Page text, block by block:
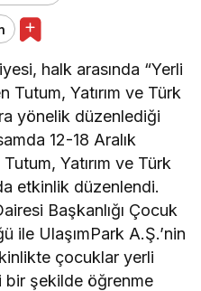
halk arasında “Yerli
Tutum, Yatırım ve Türk
yönelik düzenlediği
12-18 Aralık
Yatırım ve Türk
etkinlik düzenlendi.
Başkanlığı Çocuk
ile UlaşımPark A.Ş.’nin
çocuklar yerli
bir şekilde öğrenme